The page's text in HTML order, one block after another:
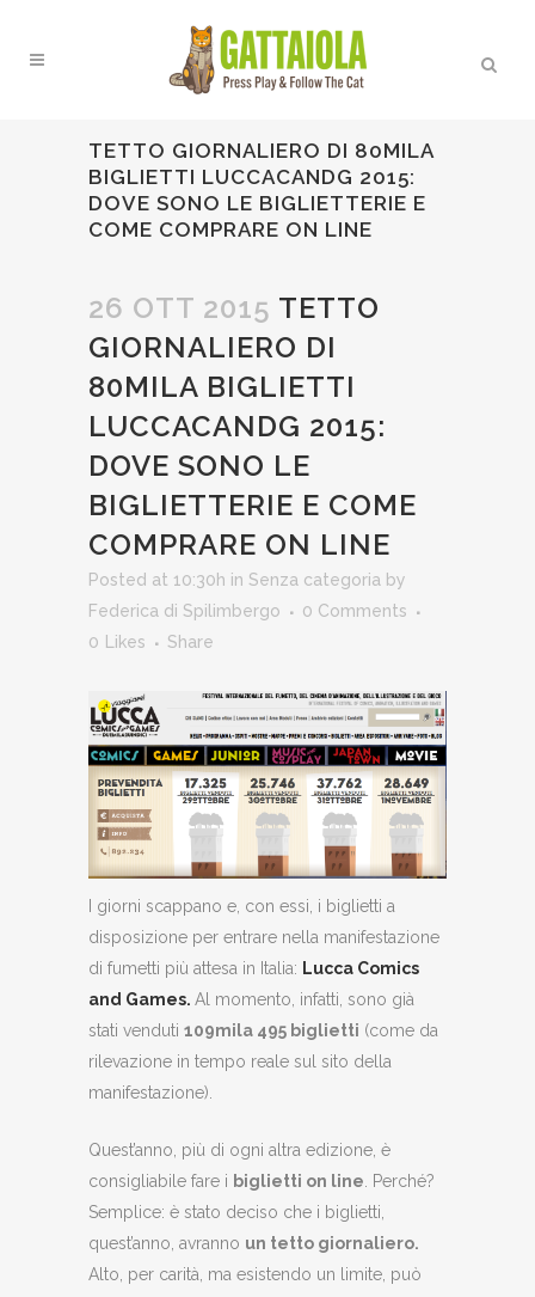
TETTO GIORNALIERO DI 80MILA
BIGLIETTI LUCCACANDG 2015:
DOVE SONO LE BIGLIETTERIE E
COME COMPRARE ON LINE
26 OTT 2015 TETTO
GIORNALIERO DI
80MILA BIGLIETTI
LUCCACANDG 2015:
DOVE SONO LE
BIGLIETTERIE E COME
COMPRARE ON LINE
Posted at 10:30h in Senza categoria by
Federica di Spilimbergo
0 Comments
0
Likes Share
I giorni scappano e, con essi, i biglietti a
disposizione per entrare nella manifestazione
di fumetti più attesa in Italia: Lucca Comics
and Games. Al momento, infatti, sono già
stati venduti 109mila 495 biglietti (come da
rilevazione in tempo reale sul sito della
manifestazione).
Quest’anno, più di ogni altra edizione, è
consigliabile fare i biglietti on line. Perché?
Semplice: è stato deciso che i biglietti,
quest’anno, avranno un tetto giornaliero.
Alto, per carità, ma esistendo un limite, può